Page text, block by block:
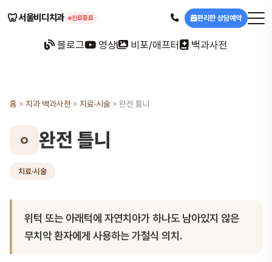
🦷서울비디치과 진료종료 편리한 상담예약
블로그 영상 비포/애프터 백과사전
홈 > 치과 백과사전 > 치료·시술 > 완전 틀니
ㅇ 완전 틀니
치료·시술
위턱 또는 아래턱에 자연치아가 하나도 남아있지 않은
무치악 환자에게 사용하는 가철식 의치.